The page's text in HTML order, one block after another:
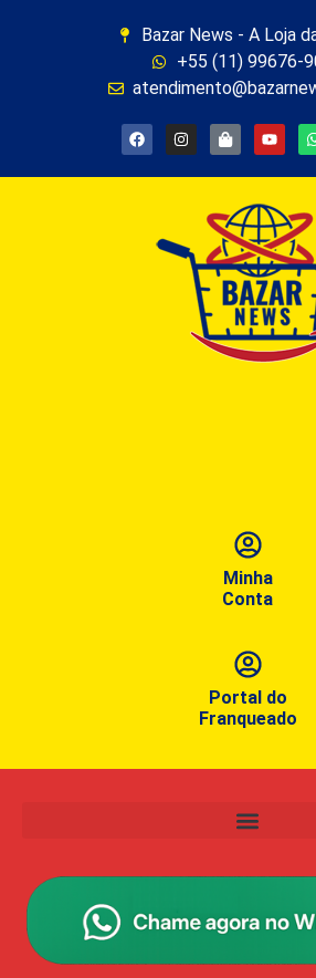
Bazar News - A Loja
+55 (11) 99676-
Minha
Conta
Portal do
Franqueado